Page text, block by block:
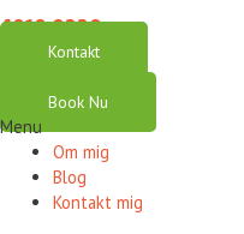
4010 0220
Kontakt
Book Nu
Menu
Om mig
Blog
Kontakt mig